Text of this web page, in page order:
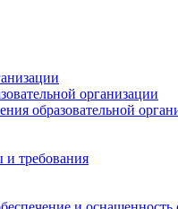
организации
образовательной
и требования